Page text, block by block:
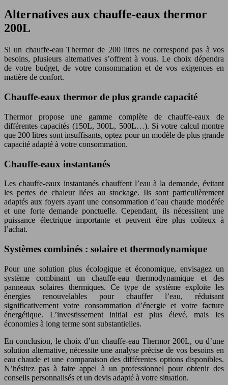
Alternatives aux chauffe-eaux thermor
200L
Si un chauffe-eau Thermor de 200 litres ne correspond pas à vos
besoins, plusieurs alternatives s’offrent à vous. Le choix dépendra
de votre budget, de votre consommation et de vos exigences en
matière de confort.
Chauffe-eaux thermor de plus grande capacité
Thermor propose une gamme complète de chauffe-eaux de
différentes capacités (150L, 300L, 500L…). Si votre calcul montre
que 200 litres sont insuffisants, optez pour un modèle de plus grande
capacité adapté à votre consommation.
Chauffe-eaux instantanés
Les chauffe-eaux instantanés chauffent l’eau à la demande, évitant
les pertes de chaleur liées au stockage. Ils sont particulièrement
adaptés aux foyers ayant une consommation d’eau chaude modérée
et une forte demande ponctuelle. Cependant, ils nécessitent une
puissance électrique importante et peuvent être plus coûteux à
l’achat.
Systèmes combinés : solaire et thermodynamique
Pour une solution plus écologique et économique, envisagez un
système combinant un chauffe-eau thermodynamique et des
panneaux solaires thermiques. Ce type de système exploite les
énergies renouvelables pour chauffer l’eau, réduisant
significativement votre consommation d’énergie et votre facture
énergétique. L’investissement initial est plus élevé, mais les
économies à long terme sont substantielles.
En conclusion, le choix d’un chauffe-eau Thermor 200L, ou d’une
solution alternative, nécessite une analyse précise de vos besoins en
eau chaude et une comparaison des différentes options disponibles.
N’hésitez pas à faire appel à un professionnel pour obtenir des
conseils personnalisés et un devis adapté à votre situation.